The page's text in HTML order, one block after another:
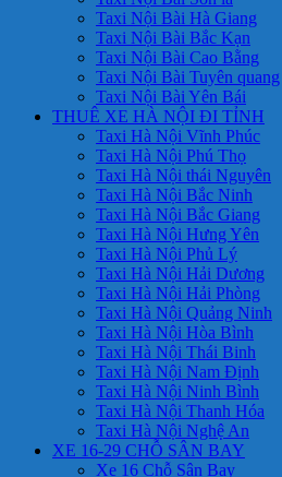
Taxi Nội Bài Hà Giang
Taxi Nội Bài Bắc Kạn
Taxi Nội Bài Cao Bằng
Taxi Nội Bài Tuyên quang
Taxi Nội Bài Yên Bái
THUÊ XE HÀ NỘI ĐI TỈNH
Taxi Hà Nội Vĩnh Phúc
Taxi Hà Nội Phú Thọ
Taxi Hà Nội thái Nguyên
Taxi Hà Nội Bắc Ninh
Taxi Hà Nội Bắc Giang
Taxi Hà Nội Hưng Yên
Taxi Hà Nội Phủ Lý
Taxi Hà Nội Hải Dương
Taxi Hà Nội Hải Phòng
Taxi Hà Nội Quảng Ninh
Taxi Hà Nội Hòa Bình
Taxi Hà Nội Thái Binh
Taxi Hà Nội Nam Định
Taxi Hà Nội Ninh Bình
Taxi Hà Nội Thanh Hóa
Taxi Hà Nội Nghệ An
XE 16-29 CHỖ SÂN BAY
Xe 16 Chỗ Sân Bay